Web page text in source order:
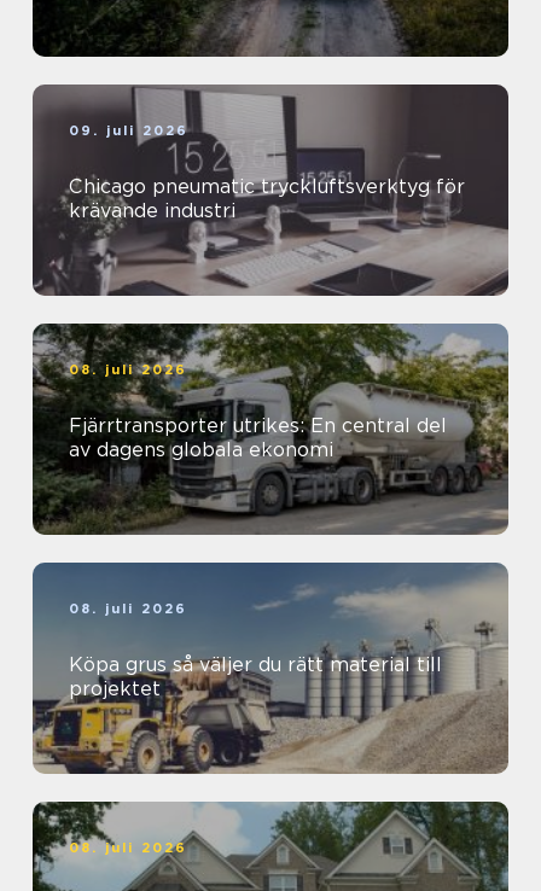
09. juli 2026
Chicago pneumatic tryckluftsverktyg för
krävande industri
08. juli 2026
Fjärrtransporter utrikes: En central del
av dagens globala ekonomi
08. juli 2026
Köpa grus så väljer du rätt material till
projektet
08. juli 2026